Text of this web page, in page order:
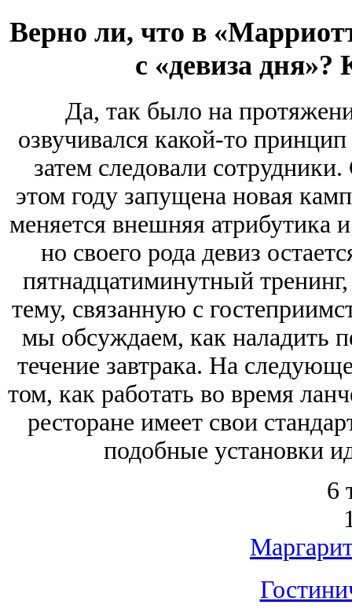
Верно ли, что в
с «девиза дня»?
Да, так было на
озвучивался какой-то
затем следовали
этом году запущена новая
меняется внешняя атрибутика
но своего рода девиз
пятнадцатиминутный
тему, связанную с
мы обсуждаем, как наладить
течение завтрака. На
том, как работать во время
ресторане имеет свои
подобные установки
6